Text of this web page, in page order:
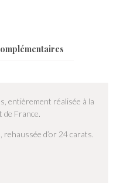
entièrement réalisée à la
France.
d’or 24 carats.